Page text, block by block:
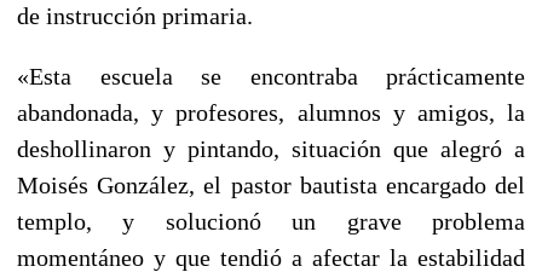
de instrucción primaria.
«Esta escuela se encontraba prácticamente
abandonada, y profesores, alumnos y amigos, la
deshollinaron y pintando, situación que alegró a
Moisés González, el pastor bautista encargado del
templo, y solucionó un grave problema
momentáneo y que tendió a afectar la estabilidad